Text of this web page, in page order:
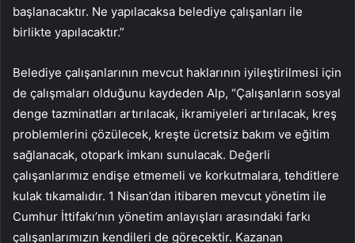
başlanacaktır. Ne yapılacaksa belediye çalışanları ile
birlikte yapılacaktır.”
Belediye çalışanlarının mevcut haklarının iyileştirilmesi için
de çalışmaları olduğunu kaydeden Alp, “Çalışanların sosyal
denge tazminatları artırılacak, ikramiyeleri artırılacak, kreş
problemlerini çözülecek, kreşte ücretsiz bakım ve eğitim
sağlanacak, otopark imkanı sunulacak. Değerli
çalışanlarımız endişe etmemeli ve korkutmalara, tehditlere
kulak tıkamalıdır. 1 Nisan’dan itibaren mevcut yönetim ile
Cumhur İttifakı’nın yönetim anlayışları arasındaki farkı
çalışanlarımızın kendileri de görecektir. Kazanan